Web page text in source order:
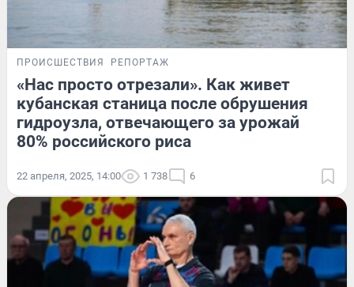
ПРОИСШЕСТВИЯ РЕПОРТАЖ
«Нас просто отрезали». Как живет
кубанская станица после обрушения
гидроузла, отвечающего за урожай
80% российского риса
22 апреля, 2025, 14:00 1 738 6